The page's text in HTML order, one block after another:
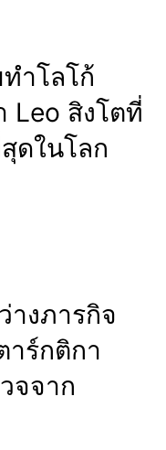
ำโลโก้
Leo สิงโตที่
ดในโลก
างภารกิจ
าร์กติกา
จจาก